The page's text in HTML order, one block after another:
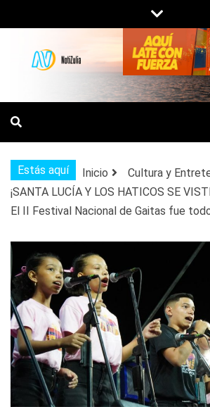
al
contenido
NOTICIAS DEL ZULIA,
DE INTERÉS
Estás aquí Inicio
Cultura y
¡SANTA LUCÍA Y LOS HATICOS SE
El II Festival Nacional de Gaitas fue